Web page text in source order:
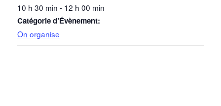
10 h 30 min - 12 h 00 min
Catégorie d’Évènement:
On organise